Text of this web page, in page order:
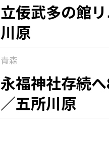
立佞武多の館
川原
青森
永福神社存続
／五所川原